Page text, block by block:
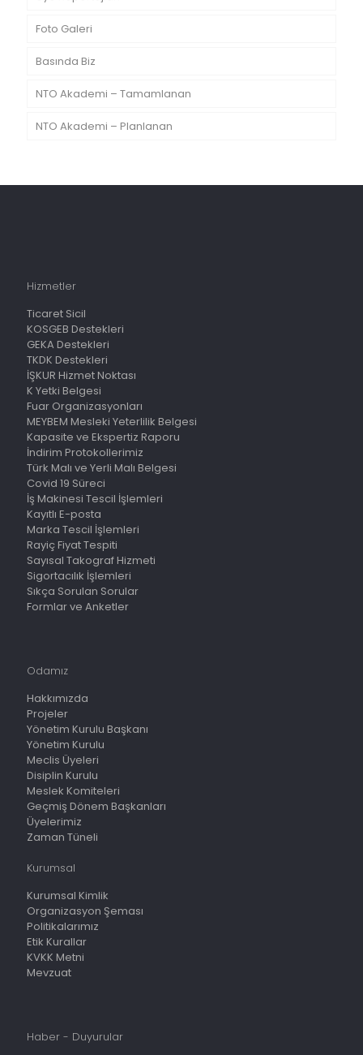
Foto Galeri
Basında Biz
NTO Akademi – Tamamlanan
NTO Akademi – Planlanan
Hizmetler
Ticaret Sicil
KOSGEB Destekleri
GEKA Destekleri
TKDK Destekleri
İŞKUR Hizmet Noktası
K Yetki Belgesi
Fuar Organizasyonları
MEYBEM Mesleki Yeterlilik Belgesi
Kapasite ve Ekspertiz Raporu
İndirim Protokollerimiz
Türk Malı ve Yerli Malı Belgesi
Covid 19 Süreci
İş Makinesi Tescil İşlemleri
Kayıtlı E-posta
Marka Tescil İşlemleri
Rayiç Fiyat Tespiti
Sayısal Takograf Hizmeti
Sigortacılık İşlemleri
Sıkça Sorulan Sorular
Formlar ve Anketler
Odamız
Hakkımızda
Projeler
Yönetim Kurulu Başkanı
Yönetim Kurulu
Meclis Üyeleri
Disiplin Kurulu
Meslek Komiteleri
Geçmiş Dönem Başkanları
Üyelerimiz
Zaman Tüneli
Kurumsal
Kurumsal Kimlik
Organizasyon Şeması
Politikalarımız
Etik Kurallar
KVKK Metni
Mevzuat
Haber - Duyurular